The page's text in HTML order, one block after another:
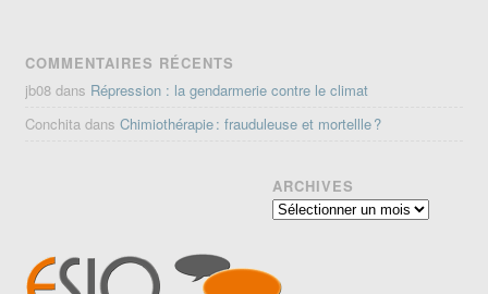
COMMENTAIRES RÉCENTS
jb08 dans Répression : la gendarmerie contre le climat
Conchita dansChimiothérapie : frauduleuse et mortellle ?
ARCHIVES
Archives